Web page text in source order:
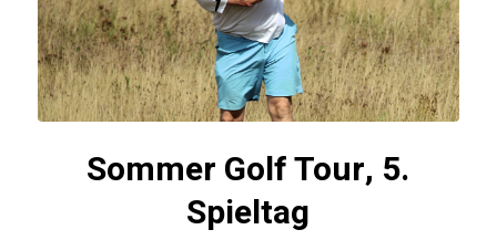
Sommer Golf Tour, 5.
Spieltag